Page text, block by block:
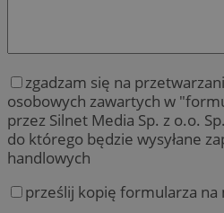
zgadzam się na
osobowych zawartych w
przez Silnet Media Sp. z o.o.
do którego będzie wysyłane
handlowych
prześlij kopię formularza na